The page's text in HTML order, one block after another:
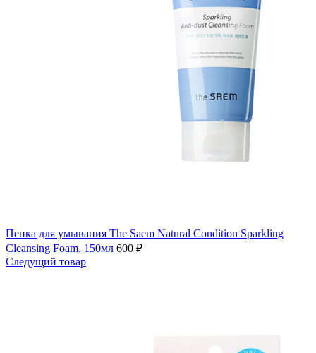
Пенка для умывания The Saem Natural Condition Sparkling
Cleansing Foam, 150мл 600 ₽
Следущий товар